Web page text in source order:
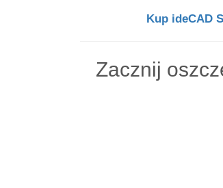
Kup ideCAD
Zacznij